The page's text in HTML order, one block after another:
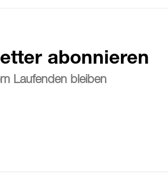
abonnieren
Laufenden bleiben